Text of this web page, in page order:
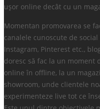
ușor online decât cu un
Momentan promovarea se
canalele cunoscute de social
Instagram, Pinterest etc.,
doresc să fac la un moment
online în offline, la un
showroom, unde clientele
experimenteze live tot ce